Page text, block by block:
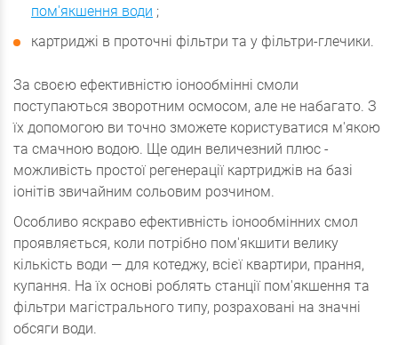
пом'якшення води ;
картриджі в проточні фільтри та у фільтри-глечики.
За своєю ефективністю іонообмінні смоли
поступаються зворотним осмосом, але не набагато. З
їх допомогою ви точно зможете користуватися м'якою
та смачною водою. Ще один величезний плюс -
можливість простої регенерації картриджів на базі
іонітів звичайним сольовим розчином.
Особливо яскраво ефективність іонообмінних смол
проявляється, коли потрібно пом'якшити велику
кількість води — для котеджу, всієї квартири, прання,
купання. На їх основі роблять станції пом'якшення та
фільтри магістрального типу, розраховані на значні
обсяги води.